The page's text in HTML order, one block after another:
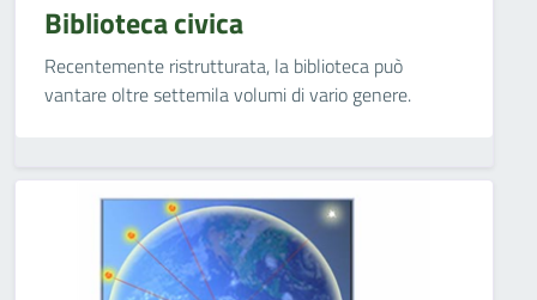
Biblioteca civica
Recentemente ristrutturata, la biblioteca può
vantare oltre settemila volumi di vario genere.